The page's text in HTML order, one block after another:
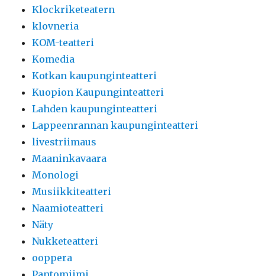
Klockriketeatern
klovneria
KOM-teatteri
Komedia
Kotkan kaupunginteatteri
Kuopion Kaupunginteatteri
Lahden kaupunginteatteri
Lappeenrannan kaupunginteatteri
livestriimaus
Maaninkavaara
Monologi
Musiikkiteatteri
Naamioteatteri
Näty
Nukketeatteri
ooppera